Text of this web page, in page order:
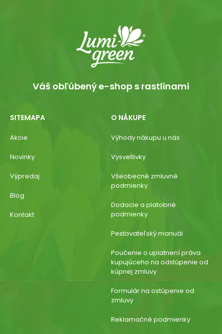
Váš obľúbený e-shop s rastlinami
SITEMAPA
Akcie
Novinky
Výpredaj
Blog
Kontakt
O NÁKUPE
Výhody nákupu u nás
Vysvetlivky
Všeobecné zmluvné
podmienky
Dodacie a platobné
podmienky
Pestovateľský manuál
Poučenie o uplatnení práva
kupujúceho na odstúpenie od
kúpnej zmluvy
Formulár na ostúpenie od
zmluvy
Reklamačné podmienky